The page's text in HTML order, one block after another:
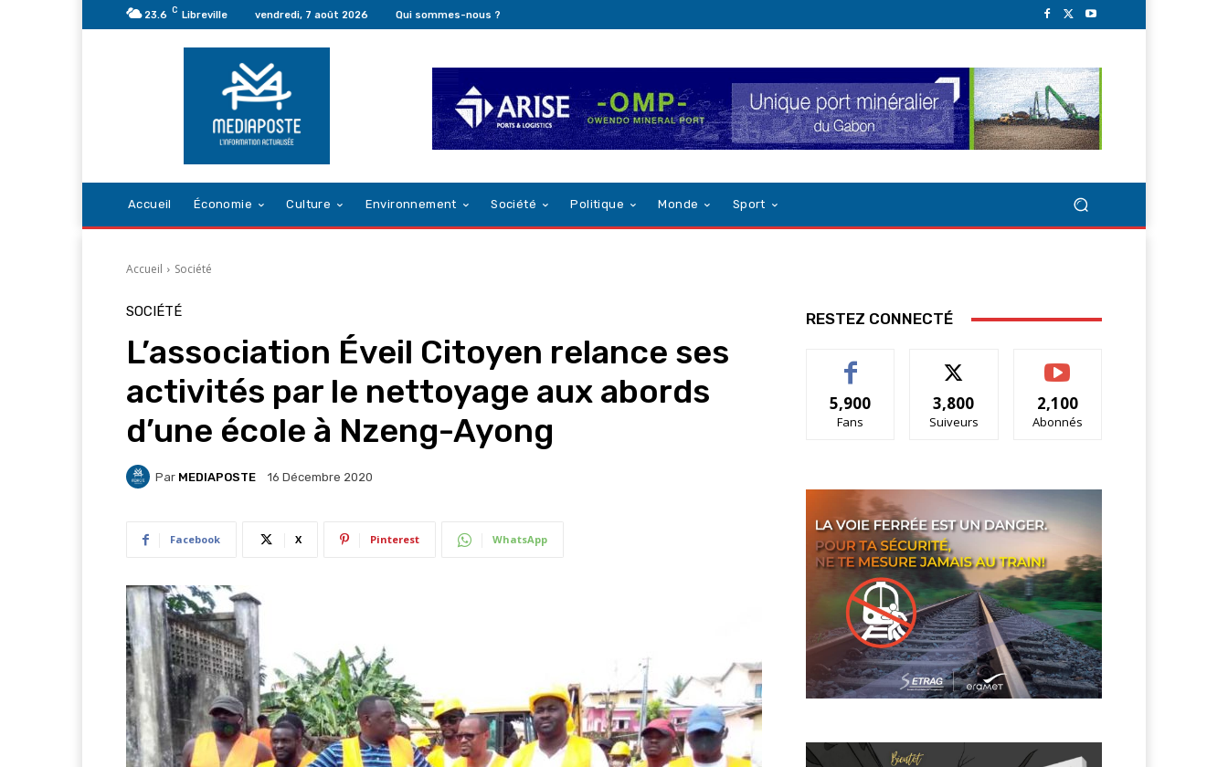
23.6 C Libreville vendredi, 7 août 2026 Qui sommes-nous ?
Accueil Économie Culture Environnement Société Politique Monde Sport
Accueil Société
SOCIÉTÉ
L’association Éveil Citoyen relance ses
activités par le nettoyage aux abords
d’une école à Nzeng-Ayong
Par MEDIAPOSTE 16 Décembre 2020
Facebook X Pinterest WhatsApp
RESTEZ CONNECTÉ
5,900
Fans
3,800
Suiveurs
2,100
Abonnés